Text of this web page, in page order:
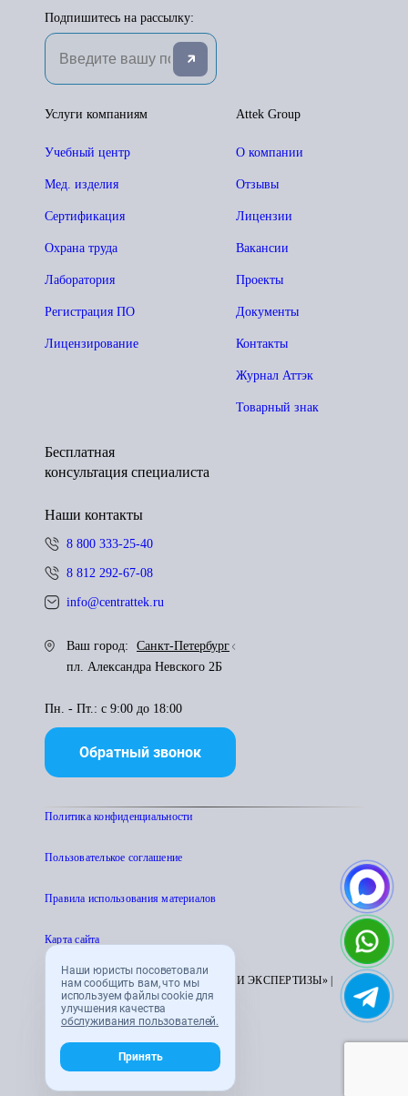
Наши юристы посоветовали
нам сообщить вам, что мы
используем файлы cookie для
улучшения качества
обслуживания пользователей.
Принять
Подпишитесь на рассылку:
Attek Group
О компании
Отзывы
Лицензии
Вакансии
Проекты
Документы
Контакты
Журнал Аттэк
Товарный знак
Услуги компаниям
Учебный центр
Мед. изделия
Сертификация
Охрана труда
Лаборатория
Регистрация ПО
Лицензирование
Бесплатная
консультация специалиста
Наши контакты
8 800 333-25-40
8 812 292-67-08
info@centrattek.ru
Ваш город:
Санкт-Петербург
пл. Александра Невского 2Б
Пн. - Пт.: с 9:00 до 18:00
Обратный звонок
Политика конфиденциальности
Пользователькое соглашение
Правила использования материалов
Карта сайта
© 1995 - 2026 «ЦЕНТР АТТЕСТАЦИИ И ЭКСПЕРТИЗЫ» |
CENTRATTEK.RU